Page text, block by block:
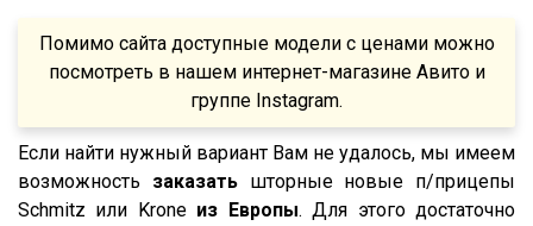
LVFS3F
CFS
SCF
SCS
Помимо сайта доступные модели с ценами можно
посмотреть в нашем интернет-магазине Авито и
группе Instagram.
Если найти нужный вариант Вам не удалось, мы имеем
возможность заказатьшторные новые п/прицепы
Schmitz или Krone из Европы. Для этого достаточно